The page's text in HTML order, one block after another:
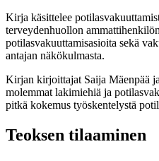
Kirja käsittelee
terveydenhuollon
potilasvakuuttamisasioita sekä
antajan näkökulmasta.
Kirjan kirjoittajat Saija Mäenpää
molemmat lakimiehiä ja
pitkä kokemus työskentelystä
Teoksen tilaaminen